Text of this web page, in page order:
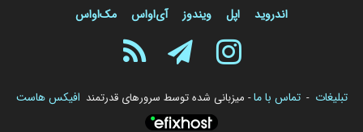
اندروید اپل ویندوز آی‌او‌اس مک‌او‌اس
تبلیغات - تماس با ما- میزبانی شده توسط سرورهای قدرتمند افیکس هاست